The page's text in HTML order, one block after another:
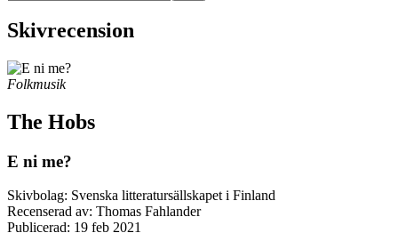
Skivrecension
Folkmusik
The Hobs
E ni me?
Skivbolag: Svenska litteratursällskapet i Finland
Recenserad av: Thomas Fahlander
Publicerad: 19 feb 2021